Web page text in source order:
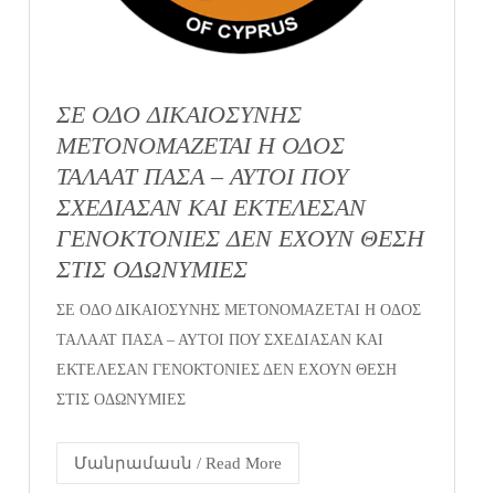
ΣΕ ΟΔΟ ΔΙΚΑΙΟΣΥΝΗΣ
ΜΕΤΟΝΟΜΑΖΕΤΑΙ Η ΟΔΟΣ
ΤΑΛΑΑΤ ΠΑΣΑ – ΑΥΤΟΙ ΠΟΥ
ΣΧΕΔΙΑΣΑΝ ΚΑΙ ΕΚΤΕΛΕΣΑΝ
ΓΕΝΟΚΤΟΝΙΕΣ ΔΕΝ ΕΧΟΥΝ ΘΕΣΗ
ΣΤΙΣ ΟΔΩΝΥΜΙΕΣ
ΣΕ ΟΔΟ ΔΙΚΑΙΟΣΥΝΗΣ ΜΕΤΟΝΟΜΑΖΕΤΑΙ Η ΟΔΟΣ
ΤΑΛΑΑΤ ΠΑΣΑ – ΑΥΤΟΙ ΠΟΥ ΣΧΕΔΙΑΣΑΝ ΚΑΙ
ΕΚΤΕΛΕΣΑΝ ΓΕΝΟΚΤΟΝΙΕΣ ΔΕΝ ΕΧΟΥΝ ΘΕΣΗ
ΣΤΙΣ ΟΔΩΝΥΜΙΕΣ
Մանրամասն / Read More